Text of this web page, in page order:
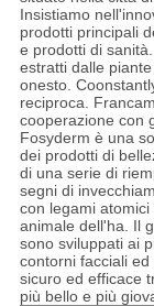
Insistiamo
prodotti principali
e prodotti di
estratti dalle
onesto.
reciproca.
cooperazione con
Fosyderm è una
dei prodotti di
di una serie di
segni di
con legami
animale dell'ha. Il
sono sviluppati ai
contorni facciali
sicuro ed efficace
più bello e più